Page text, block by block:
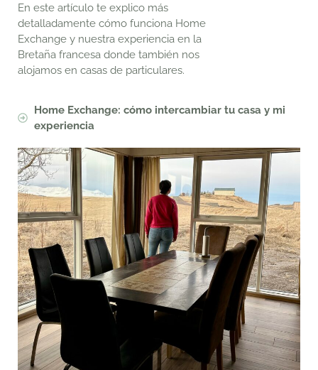
En este artículo te explico más
detalladamente cómo funciona Home
Exchange y nuestra experiencia en la
Bretaña francesa donde también nos
alojamos en casas de particulares.
Home Exchange: cómo intercambiar tu casa y mi
experiencia